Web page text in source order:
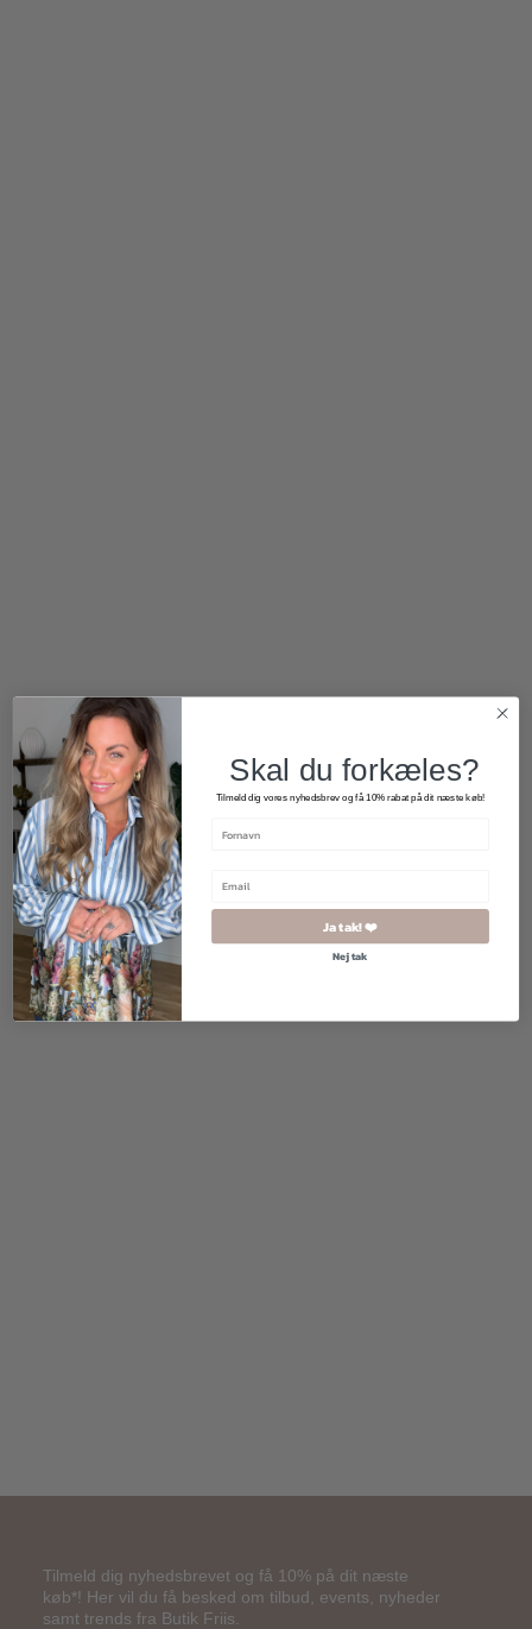
950,00kr. 570,00
Tilmeld dig nyhedsbrevet og få 10% på dit næste
køb*! Her vil du få besked om tilbud, events, nyheder
samt trends fra Butik Friis.
Skal du forkæles?
Tilmeld dig vores nyhedsbrev og få 10% rabat på dit næste køb!
Ja tak! ❤️
Nej tak